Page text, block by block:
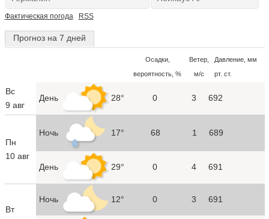
Фактическая погода RSS
Прогноз на 7 дней
Осадки,
вероятность, %
Ветер,
м/с
Давление, мм
рт. ст.
Вс
9 авг
День 28° 0 3 692
Пн
10 авг
Ночь 17° 68 1 689
День 29° 0 4 691
Вт
Ночь 12° 0 3 691